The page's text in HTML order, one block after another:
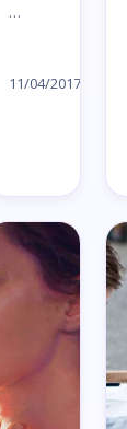
…
11/04/2017